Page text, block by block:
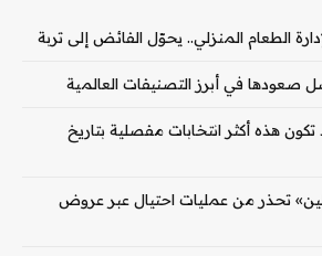
صعودها في أبرز التصنيفات العالمية
هذه أكثر انتخابات مفصلية بتاريخ
تحذر من عمليات احتيال عبر عروض